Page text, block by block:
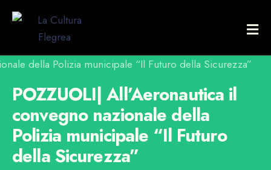
POZZUOLI| All’Aeronautica il
convegno nazionale della
Polizia municipale “Il Futuro
della Sicurezza”